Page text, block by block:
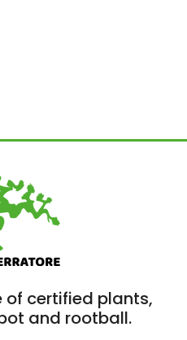
of certified plants,
and rootball.